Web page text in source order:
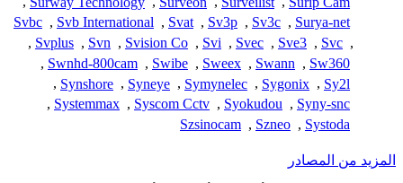
Surya-net
,
Sv3c
,
Sv3p
,
Svat
,
Svb International
,
Svbc
,
Svc
,
Sve3
,
Svec
,
Svi
,
Svision Co
,
Svn
,
Svplus
,
Sw360
,
Swann
,
Sweex
,
Swibe
,
Swnhd-800cam
,
Sy2l
,
Sygonix
,
Symynelec
,
Syneye
,
Synshore
,
Syny-snc
,
Syokudou
,
Syscom Cctv
,
Systemmax
,
Systoda
,
Szneo
,
Szsinocam
المزيد من المصادر